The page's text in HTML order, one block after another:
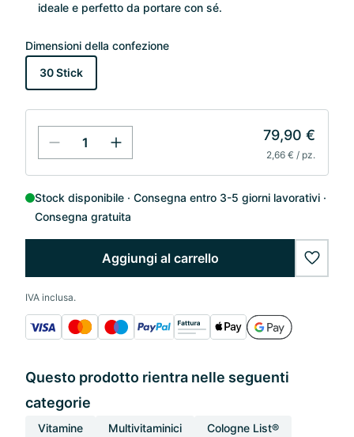
ideale e perfetto da portare con sé.
Dimensioni della confezione
30 Stick
79,90 €
2,66 € / pz.
Stock disponibile
Consegna entro 3-5 giorni lavorativi
Consegna gratuita
Aggiungi al carrello
IVA inclusa.
Questo prodotto rientra nelle seguenti
categorie
Vitamine Multivitaminici
Cologne List®